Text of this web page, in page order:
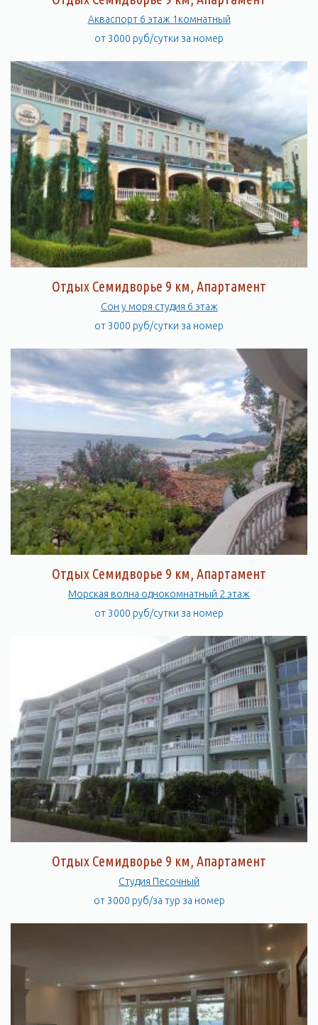
Акваспорт 6 этаж 1комнатный
от 3000 руб/сутки за номер
Отдых Семидворье 9 км, Апартамент
Сон у моря студия 6 этаж
от 3000 руб/сутки за номер
Отдых Семидворье 9 км, Апартамент
Морская волна однокомнатный 2 этаж
от 3000 руб/сутки за номер
Отдых Семидворье 9 км, Апартамент
Студия Песочный
от 3000 руб/за тур за номер